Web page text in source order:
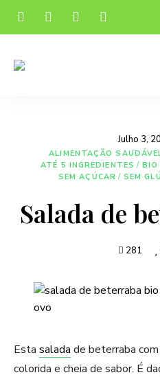
Julho 3,
ALIMENTAÇÃO
ATÉ 5 INGREDIENTES / BIO
SEM AÇÚCAR / SEM
Salada de
281
Esta salada de beterraba
colorida e cheia de sabor. É